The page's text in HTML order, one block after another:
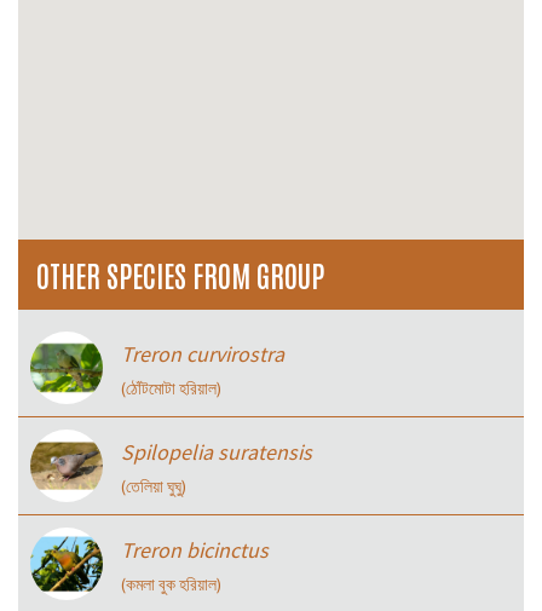
OTHER SPECIES FROM GROUP
Treron curvirostra
(ঠোঁটমোটা হরিয়াল)
Spilopelia suratensis
(তেলিয়া ঘুঘু)
Treron bicinctus
(কমলা বুক হরিয়াল)